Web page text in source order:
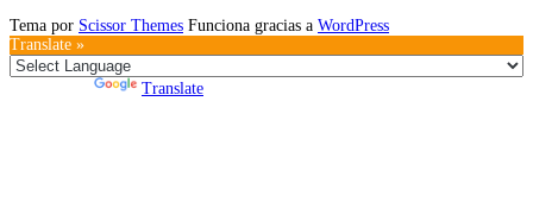
Tema por Scissor Themes Funciona gracias a WordPress
Translate »
Translate